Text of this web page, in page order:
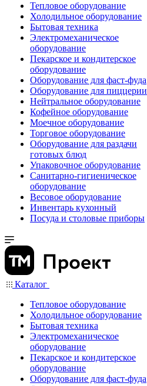
Тепловое оборудование
Холодильное оборудование
Бытовая техника
Электромеханическое
оборудование
Пекарское и кондитерское
оборудование
Оборудование для фаст-фуда
Оборудование для пиццерии
Нейтральное оборудование
Кофейное оборудование
Моечное оборудование
Торговое оборудование
Оборудование для раздачи
готовых блюд
Упаковочное оборудование
Санитарно-гигиеническое
оборудование
Весовое оборудование
Инвентарь кухонный
Посуда и столовые приборы
Каталог
Тепловое оборудование
Холодильное оборудование
Бытовая техника
Электромеханическое
оборудование
Пекарское и кондитерское
оборудование
Оборудование для фаст-фуда